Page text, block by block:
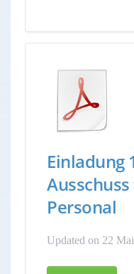
Einladung
Personal
Updated on 22